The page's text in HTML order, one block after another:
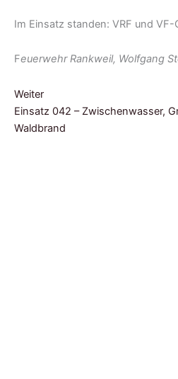
Im Einsatz standen: VRF und VF-
Feuerwehr Rankweil, Wolfgang
Weiter
Einsatz 042 – Zwischenwasser,
Waldbrand